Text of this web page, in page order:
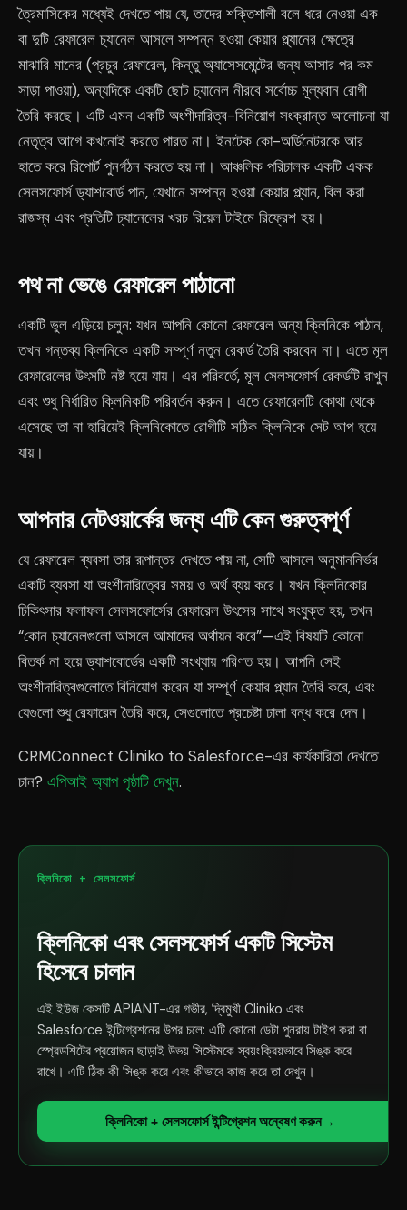
ত্রৈমাসিকের মধ্যেই দেখতে পায় যে, তাদের শক্তিশালী বলে ধরে নেওয়া এক
বা দুটি রেফারেল চ্যানেল আসলে সম্পন্ন হওয়া কেয়ার প্ল্যানের ক্ষেত্রে
মাঝারি মানের (প্রচুর রেফারেল, কিন্তু অ্যাসেসমেন্টের জন্য আসার পর কম
সাড়া পাওয়া), অন্যদিকে একটি ছোট চ্যানেল নীরবে সর্বোচ্চ মূল্যবান রোগী
তৈরি করছে। এটি এমন একটি অংশীদারিত্ব-বিনিয়োগ সংক্রান্ত আলোচনা যা
নেতৃত্ব আগে কখনোই করতে পারত না। ইনটেক কো-অর্ডিনেটরকে আর
হাতে করে রিপোর্ট পুনর্গঠন করতে হয় না। আঞ্চলিক পরিচালক একটি একক
সেলসফোর্স ড্যাশবোর্ড পান, যেখানে সম্পন্ন হওয়া কেয়ার প্ল্যান, বিল করা
রাজস্ব এবং প্রতিটি চ্যানেলের খরচ রিয়েল টাইমে রিফ্রেশ হয়।
পথ না ভেঙে রেফারেল পাঠানো
একটি ভুল এড়িয়ে চলুন: যখন আপনি কোনো রেফারেল অন্য ক্লিনিকে পাঠান,
তখন গন্তব্য ক্লিনিকে একটি সম্পূর্ণ নতুন রেকর্ড তৈরি করবেন না। এতে মূল
রেফারেলের উৎসটি নষ্ট হয়ে যায়। এর পরিবর্তে, মূল সেলসফোর্স রেকর্ডটি রাখুন
এবং শুধু নির্ধারিত ক্লিনিকটি পরিবর্তন করুন। এতে রেফারেলটি কোথা থেকে
এসেছে তা না হারিয়েই ক্লিনিকোতে রোগীটি সঠিক ক্লিনিকে সেট আপ হয়ে
যায়।
আপনার নেটওয়ার্কের জন্য এটি কেন গুরুত্বপূর্ণ
যে রেফারেল ব্যবসা তার রূপান্তর দেখতে পায় না, সেটি আসলে অনুমাননির্ভর
একটি ব্যবসা যা অংশীদারিত্বের সময় ও অর্থ ব্যয় করে। যখন ক্লিনিকোর
চিকিৎসার ফলাফল সেলসফোর্সের রেফারেল উৎসের সাথে সংযুক্ত হয়, তখন
“কোন চ্যানেলগুলো আসলে আমাদের অর্থায়ন করে”—এই বিষয়টি কোনো
বিতর্ক না হয়ে ড্যাশবোর্ডের একটি সংখ্যায় পরিণত হয়। আপনি সেই
অংশীদারিত্বগুলোতে বিনিয়োগ করেন যা সম্পূর্ণ কেয়ার প্ল্যান তৈরি করে, এবং
যেগুলো শুধু রেফারেল তৈরি করে, সেগুলোতে প্রচেষ্টা ঢালা বন্ধ করে দেন।
CRMConnect Cliniko to Salesforce-এর কার্যকারিতা দেখতে
চান? এপিআই অ্যাপ পৃষ্ঠাটি দেখুন.
ক্লিনিকো + সেলসফোর্স
ক্লিনিকো এবং সেলসফোর্স একটি সিস্টেম
হিসেবে চালান
এই ইউজ কেসটি APIANT-এর গভীর, দ্বিমুখী Cliniko এবং
Salesforce ইন্টিগ্রেশনের উপর চলে: এটি কোনো ডেটা পুনরায় টাইপ করা বা
স্প্রেডশিটের প্রয়োজন ছাড়াই উভয় সিস্টেমকে স্বয়ংক্রিয়ভাবে সিঙ্ক করে
রাখে। এটি ঠিক কী সিঙ্ক করে এবং কীভাবে কাজ করে তা দেখুন।
ক্লিনিকো + সেলসফোর্স ইন্টিগ্রেশন অন্বেষণ করুন→